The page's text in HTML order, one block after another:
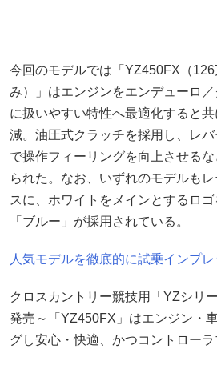
今回のモデルでは「YZ450FX（
み）」はエンジンをエンデューロ
に扱いやすい特性へ最適化すると
減。油圧式クラッチを採用し、レ
で操作フィーリングを向上させる
られた。なお、いずれのモデルも
スに、ホワイトをメインとするロ
「ブルー」が採用されている。
人気モデルを徹底的に試乗インプ
クロスカントリー競技用「YZシリ
発売～「YZ450FX」はエンジン・
グし安心・快適、かつコントローラ